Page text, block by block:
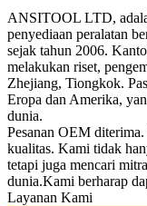
ANSITOOL LTD,
penyediaan peralatan
sejak tahun 2006.
melakukan riset,
Zhejiang, Tiongkok.
Eropa dan Amerika,
dunia.
Pesanan OEM
kualitas. Kami tidak
tetapi juga mencari
dunia.Kami berharap
Layanan Kami